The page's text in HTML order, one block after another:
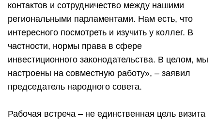
контактов и сотрудничество между нашими
региональными парламентами. Нам есть, что
интересного посмотреть и изучить у коллег. В
частности, нормы права в сфере
инвестиционного законодательства. В целом, мы
настроены на совместную работу», – заявил
председатель народного совета.
Рабочая встреча – не единственная цель визита